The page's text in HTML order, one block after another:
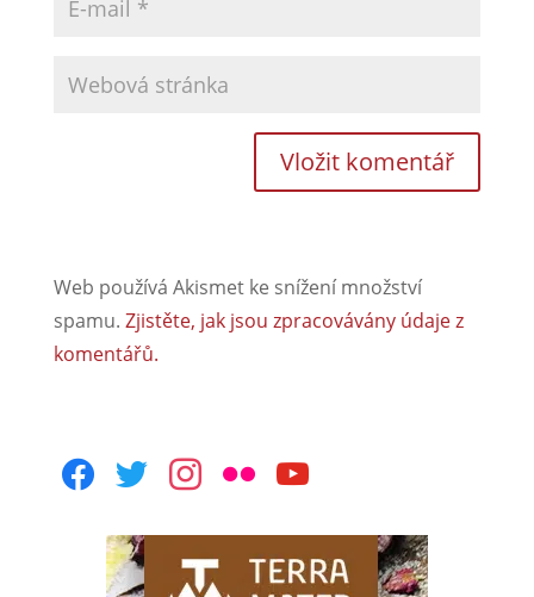
Web používá Akismet ke snížení množství
spamu. Zjistěte, jak jsou zpracovávány údaje z
komentářů.
facebooktwitterinstagram
flickr youtube